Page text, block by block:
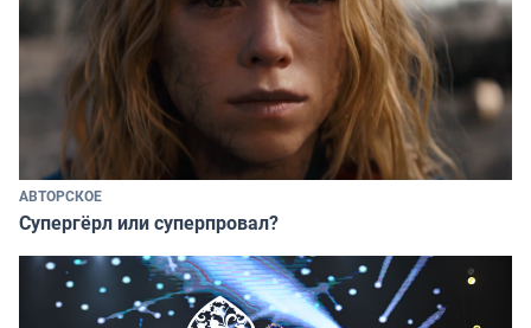
АВТОРСКОЕ
Супергёрл или суперпровал?